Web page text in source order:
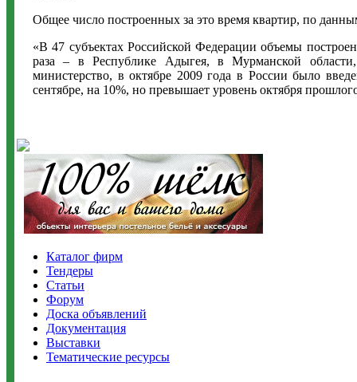
Общее число построенных за это время квартир, по
«В 47 субъектах Российской Федерации объемы
раза – в Республике Адыгея, в Мурманской
министерство, в октябре 2009 года в России было
сентябре, на 10%, но превышает уровень октября
Каталог фирм
Тендеры
Статьи
Форум
Доска объявлений
Документация
Выставки
Тематические ресурсы